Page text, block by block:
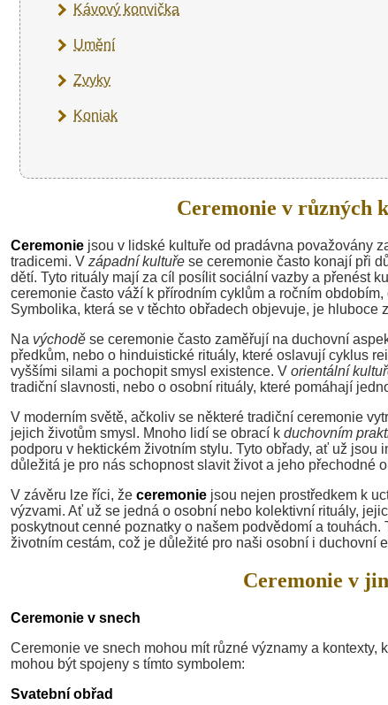
Kávový konvička
Umění
Zvyky
Koniak
Ceremonie v různých
Ceremonie jsou v lidské kultuře od pradávna považovány
tradicemi. V západní kultuře se ceremonie často konají při
dětí. Tyto rituály mají za cíl posílit sociální vazby a přenést
ceremonie často váží k přírodním cyklům a ročním
Symbolika, která se v těchto obřadech objevuje, je hluboce
Na východě se ceremonie často zaměřují na duchovní
předkům, nebo o hinduistické rituály, které oslavují cyklus
vyššími silami a pochopit smysl existence. V orientální
tradiční slavnosti, nebo o osobní rituály, které pomáhají
V moderním světě, ačkoliv se některé tradiční ceremonie
jejich životům smysl. Mnoho lidí se obrací k duchovním
podporu v hektickém životním stylu. Tyto obřady, ať už
důležitá je pro nás schopnost slavit život a jeho přechodné
V závěru lze říci, že ceremonie jsou nejen prostředkem k
výzvami. Ať už se jedná o osobní nebo kolektivní rituály,
poskytnout cenné poznatky o našem podvědomí a
životním cestám, což je důležité pro naši osobní i duchovní
Ceremonie v
Ceremonie v snech
Ceremonie ve snech mohou mít různé významy a kontexty,
mohou být spojeny s tímto symbolem:
Svatební obřad